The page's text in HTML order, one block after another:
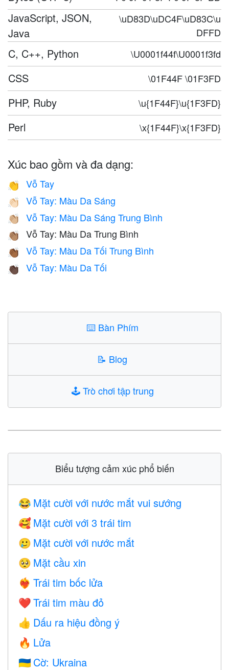
JavaScript, JSON,
Java
\uD83D\uDC4F\uD83C\u
DFFD
C, C++, Python \U0001f44f\U0001f3fd
CSS \01F44F \01F3FD
PHP, Ruby \u{1F44F}\u{1F3FD}
Perl \x{1F44F}\x{1F3FD}
Xúc bao gồm và đa dạng:
👏 Vỗ Tay
👏🏻 Vỗ Tay: Màu Da Sáng
👏🏼 Vỗ Tay: Màu Da Sáng Trung Bình
👏🏽 Vỗ Tay: Màu Da Trung Bình
👏🏾 Vỗ Tay: Màu Da Tối Trung Bình
👏🏿 Vỗ Tay: Màu Da Tối
⌨️ Bàn Phím
📝 Blog
🕹️Trò chơi tập trung
Biểu tượng cảm xúc phổ biến
😂 Mặt cười với nước mắt vui sướng
🥰 Mặt cười với 3 trái tim
🥲 Mặt cười với nước mắt
🥺 Mặt cầu xin
❤️‍🔥 Trái tim bốc lửa
❤️ Trái tim màu đỏ
👍 Dấu ra hiệu đồng ý
🔥 Lửa
🇺🇦 Cờ: Ukraina